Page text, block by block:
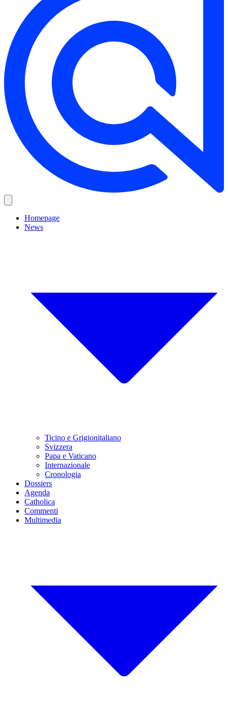
Homepage
News
Ticino e Grigionitaliano
Svizzera
Papa e Vaticano
Internazionale
Cronologia
Dossiers
Agenda
Catholica
Commenti
Multimedia